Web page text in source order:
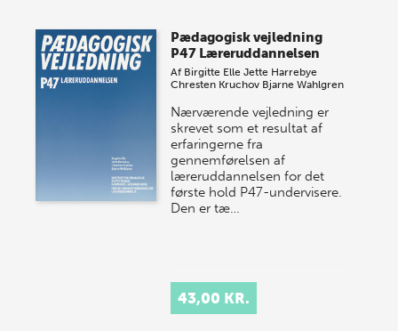
Pædagogisk vejledning
P47 Læreruddannelsen
Af Birgitte Elle Jette Harrebye
Chresten Kruchov Bjarne Wahlgren
Nærværende vejledning er
skrevet som et resultat af
erfaringerne fra
gennemførelsen af
læreruddannelsen for det
første hold P47-undervisere.
Den er tæ…
43,00 KR.